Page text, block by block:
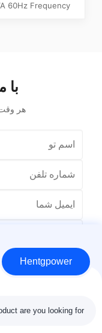
60Hz Frequency
Phase Application
با
هر وقت
Hentgpower
are you looking for?